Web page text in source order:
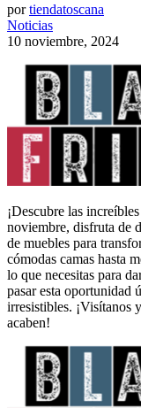
portiendatoscana
Noticias
10 noviembre, 2024
¡Descubre las
noviembre, disfruta de
de muebles para
cómodas camas hasta
lo que necesitas para
pasar esta oportunidad
irresistibles. ¡Visítanos
acaben!